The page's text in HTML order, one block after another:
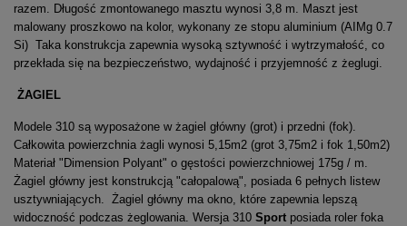
razem. Długość zmontowanego masztu wynosi 3,8 m. Maszt jest
malowany proszkowo na kolor, wykonany ze stopu aluminium (AIMg 0.7
Si) Taka konstrukcja zapewnia wysoką sztywność i wytrzymałość, co
przekłada się na bezpieczeństwo, wydajność i przyjemność z żeglugi.
ŻAGIEL
Modele 310 są wyposażone w żagiel główny (grot) i przedni (fok).
Całkowita powierzchnia żagli wynosi 5,15m2 (grot 3,75m2 i fok 1,50m2)
Materiał "Dimension Polyant" o gęstości powierzchniowej 175g / m.
Żagiel główny jest konstrukcją "całopalową", posiada 6 pełnych listew
usztywniających. Żagiel główny ma okno, które zapewnia lepszą
widoczność podczas żeglowania. Wersja 310 Sport posiada roler foka